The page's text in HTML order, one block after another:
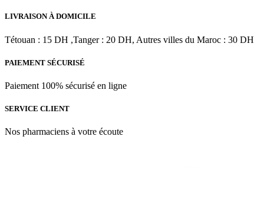
LIVRAISON À DOMICILE
Tétouan : 15 DH ,Tanger : 20 DH, Autres villes du Maroc : 30 DH
PAIEMENT SÉCURISÉ
Paiement 100% sécurisé en ligne
SERVICE CLIENT
Nos pharmaciens à votre écoute